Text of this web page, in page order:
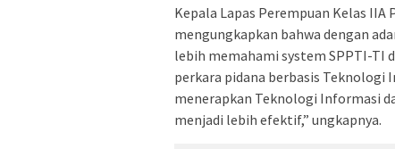
Kepala Lapas Perempuan Kelas
mengungkapkan bahwa dengan
lebih memahami system SPPTI-TI
perkara pidana berbasis Teknologi
menerapkan Teknologi Informasi
menjadi lebih efektif,” ungkapnya.